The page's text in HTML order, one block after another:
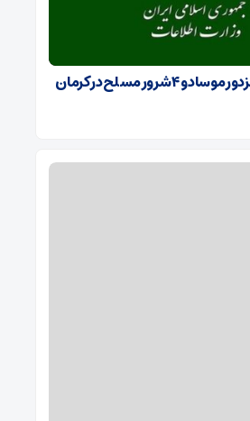
وزارت اطلاعات: ۲۱ مزدور موساد و ۴ شرور مسلح در کرمان